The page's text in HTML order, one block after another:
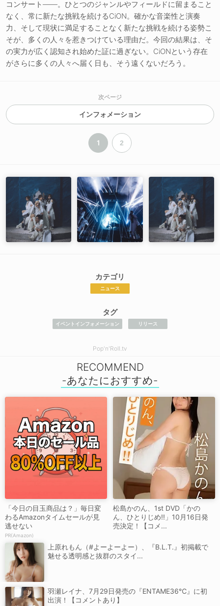
コンサート――。ひとつのジャンルやフィールドに留まること
なく、常に新たな挑戦を続けるCiON。確かな音楽性と演奏
力、そして現状に満足することなく新たな挑戦を続ける姿勢こ
そが、多くの人々を惹きつけている理由だ。今回の結果は、そ
の実力が広く認知され始めた証に過ぎない。CiONという存在
がさらに多くの人々へ届く日も、そう遠くないだろう。
次ページ
インフォメーション
1 2
カテゴリ
ニュース
タグ
イベントインフォメーション リリース
Pop'n'Roll.tv
RECOMMEND
「今日の目玉商品は？」毎日変
わるAmazonタイムセールが見
逃せない
PR(Amazon)
松島かのん、1st DVD「かの
ん、ひとりじめ!!」10月16日発
売決定！【コメ...
上原れもん（#よーよーよー）、『B.L.T.』初掲載で
魅せる透明感と抜群のスタイ...
羽瀬レイナ、7月29日発売の『ENTAME36℃』に初
出演！【コメントあり】